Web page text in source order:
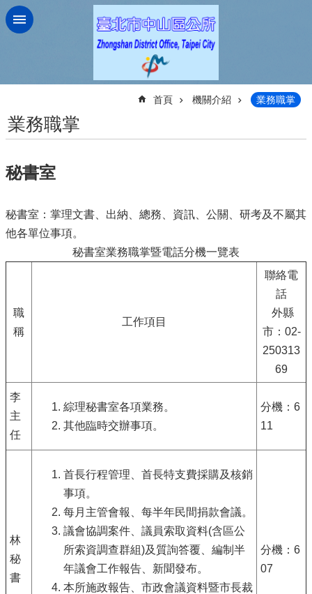
跳到主要內容區塊
首頁 機關介紹 業務職掌
業務職掌
秘書室
秘書室：掌理文書、出納、總務、資訊、公關、研考及不屬其
他各單位事項。
職
稱
工作項目
聯絡電
話
外縣
市：02-
250313
69
秘書室業務職掌暨電話分機一覽表
李
主
任
綜理秘書室各項業務。
其他臨時交辦事項。
分機：6
11
林
秘
書
首長行程管理、首長特支費採購及核銷
事項。
每月主管會報、每半年民間捐款會議。
議會協調案件、議員索取資料(含區公
所索資調查群組)及質詢答覆、編制半
年議會工作報告、新聞發布。
本所施政報告、市政會議資料暨市長裁
分機：6
07